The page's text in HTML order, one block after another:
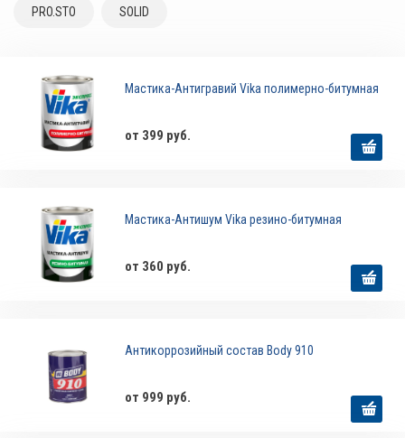
PRO.STO SOLID
Мастика-Антигравий Vika полимерно-битумная
от 399 руб.
Мастика-Антишум Vika резино-битумная
от 360 руб.
Антикоррозийный состав Body 910
от 999 руб.